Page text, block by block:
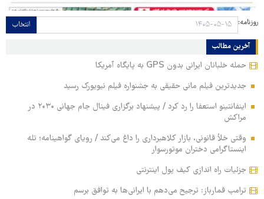
روزنامه: انتخاب
آخرین مطالب
حمله خلبانان ایرانی بدون GPS به پایگاه آمریکا
جدیدترین فیلم مانی حقیقی به جشنواره فیلم نیویورک رسید
اینفانتینو استعفا را رد کرد / پیشنهاد برگزاری فینال جام جهانی ۲۰۳۰ در
مراکش
وقتی خلأ قانونی، بازار کلاهبرداری را داغ می‌کند / رویای گواهینامه؛ تله
اینستاگرامی دختران موتورسوار
جزئیات راه اندازی کیف پول اینترنتی
ترامپ قمارباز: ترجیح می‌دهم با ایرانی‌ها به توافق برسم